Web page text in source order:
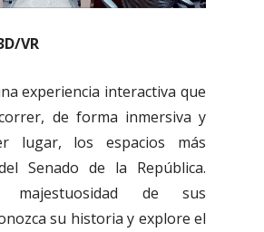
VR
experiencia interactiva que
de forma inmersiva y
lugar, los espacios más
Senado de la República.
majestuosidad de sus
su historia y explore el